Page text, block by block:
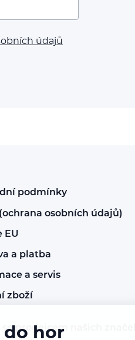
údajů
podmínky
osobních údajů)
EU
a platba
a servis
zboží
prodejcem našich značek
do hor